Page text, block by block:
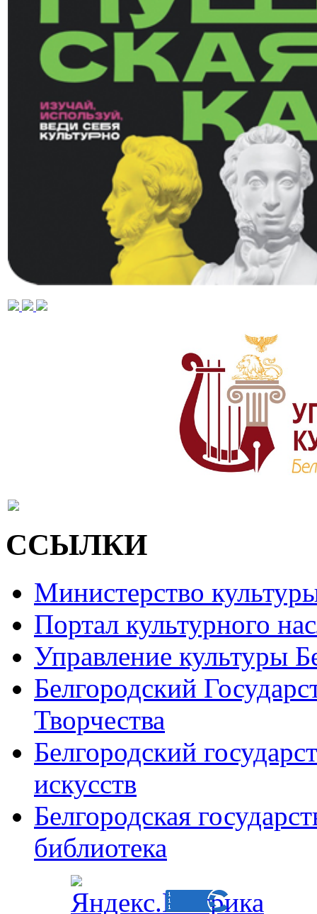
ССЫЛКИ
Министерство
Портал культурного
Управление культуры
Белгородский
Творчества
Белгородский
искусств
Белгородская
библиотека